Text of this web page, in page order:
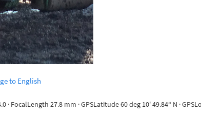
to English
27.8 mm · GPSLatitude 60 deg 10' 49.84“ N ·